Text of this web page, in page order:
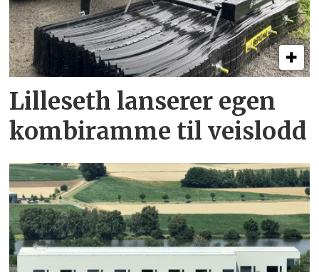
Lilleseth lanserer egen
kombi­ramme til veislodd